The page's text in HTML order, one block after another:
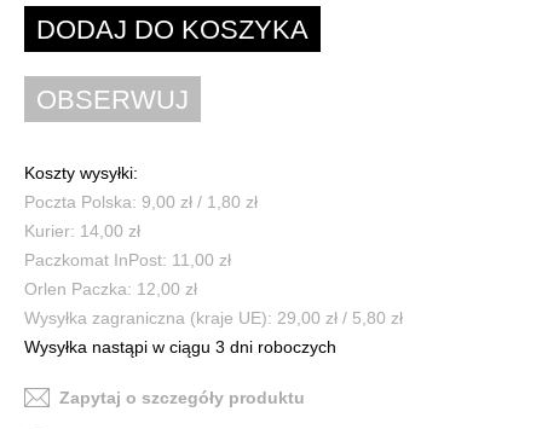
Koszty wysyłki:
Poczta Polska: 9,00 zł / 1,80 zł
Kurier: 14,00 zł
Paczkomat InPost: 11,00 zł
Orlen Paczka: 12,00 zł
Wysyłka zagraniczna (kraje UE): 29,00 zł / 5,80 zł
Wysyłka nastąpi w ciągu 3 dni roboczych
Zapytaj o szczegóły produktu